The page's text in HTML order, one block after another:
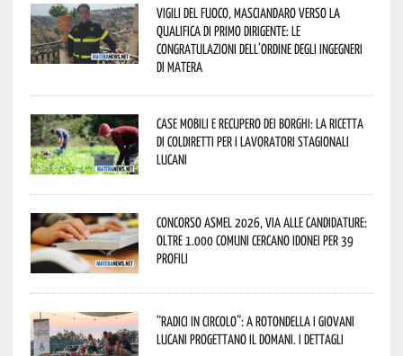
Vigili del Fuoco, Masciandaro verso la
qualifica di Primo Dirigente: le
congratulazioni dell’Ordine degli Ingegneri
di Matera
Case mobili e recupero dei borghi: la ricetta
di Coldiretti per i lavoratori stagionali
lucani
Concorso Asmel 2026, via alle candidature:
oltre 1.000 Comuni cercano idonei per 39
profili
“Radici in Circolo”: a Rotondella i giovani
lucani progettano il domani. I dettagli